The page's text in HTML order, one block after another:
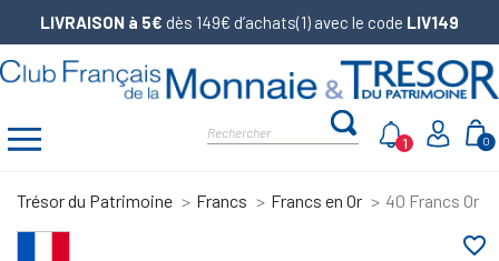
LIVRAISON à 5€ dès 149€ d’achats(1) avec le code LIV149
0
1
Trésor du Patrimoine Francs Francs en Or 40 Francs Or
favorite_border